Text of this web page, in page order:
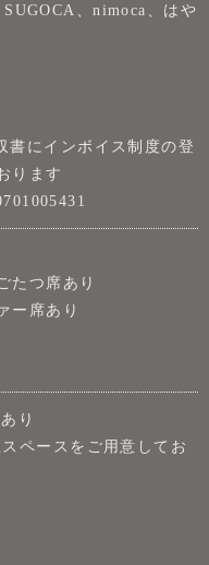
、nimoca、はや
書にインボイス制度の登
ります
たつ席あり
ー席あり
り
ペースをご用意してお